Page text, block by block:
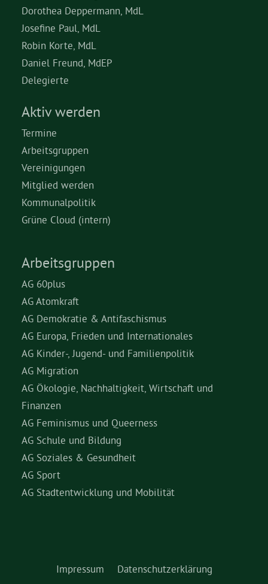
Dorothea Deppermann, MdL
Josefine Paul, MdL
Robin Korte, MdL
Daniel Freund, MdEP
Delegierte
Aktiv werden
Termine
Arbeitsgruppen
Vereinigungen
Mitglied werden
Kommunalpolitik
Grüne Cloud (intern)
Arbeitsgruppen
AG 60plus
AG Atomkraft
AG Demokratie & Antifaschismus
AG Europa, Frieden und Internationales
AG Kinder-, Jugend- und Familienpolitik
AG Migration
AG Ökologie, Nachhaltigkeit, Wirtschaft und
Finanzen
AG Feminismus und Queerness
AG Schule und Bildung
AG Soziales & Gesundheit
AG Sport
AG Stadtentwicklung und Mobilität
Impressum Datenschutzerklärung